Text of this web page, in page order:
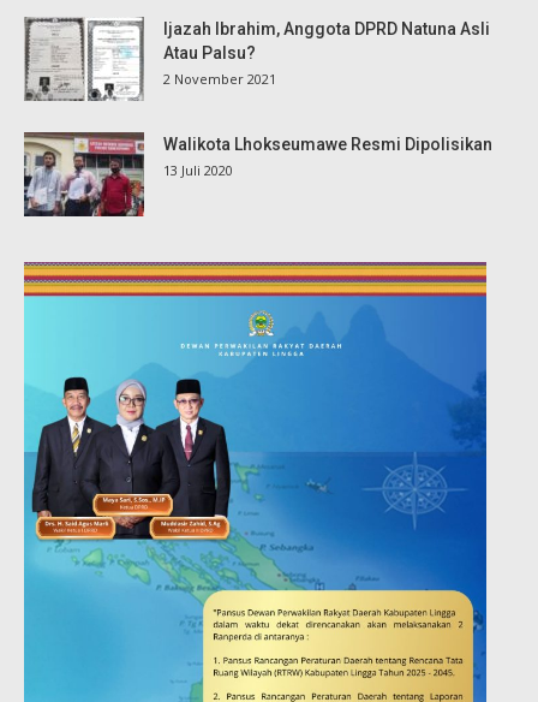
Ijazah Ibrahim, Anggota DPRD Natuna Asli
Atau Palsu?
2 November 2021
Walikota Lhokseumawe Resmi Dipolisikan
13 Juli 2020